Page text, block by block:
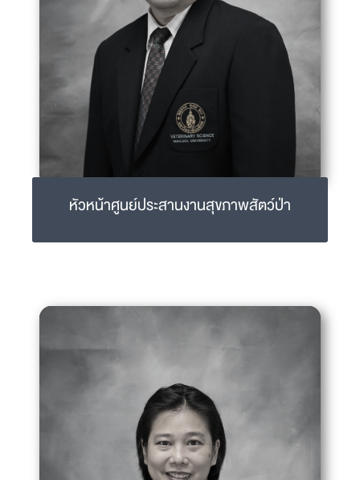
รศ.ดร.น.สพ.วิทวัช วิริยะรัตน์
witthawat.wir@mahidol.ac.th
02-441-5242-4 ext 1507
หัวหน้าศูนย์ประสานงานสุขภาพสัตว์ป่า